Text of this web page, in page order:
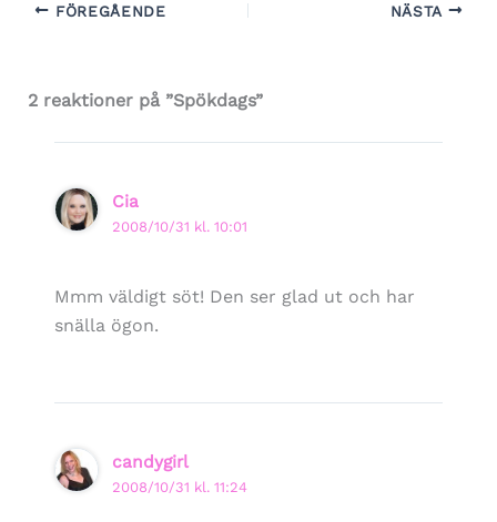
FÖREGÅENDE NÄSTA
2 reaktioner på ”Spökdags”
Cia
2008/10/31 kl. 10:01
Mmm väldigt söt! Den ser glad ut och har
snälla ögon.
candygirl
2008/10/31 kl. 11:24